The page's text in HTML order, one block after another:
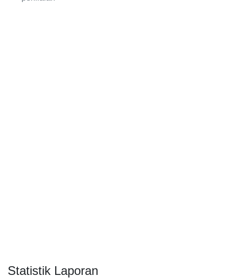
Statistik Laporan